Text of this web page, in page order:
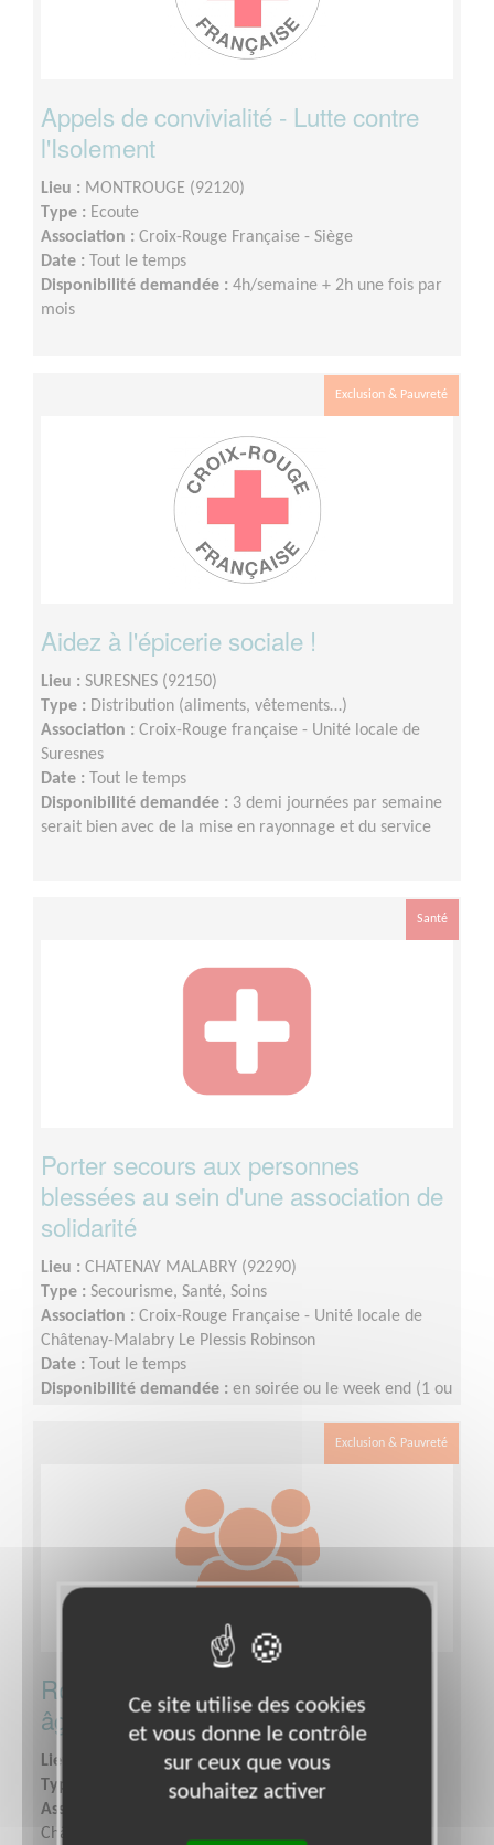
Appels de convivialité - Lutte contre
l'Isolement
Lieu : MONTROUGE (92120)
Type : Ecoute
Association : Croix-Rouge Française - Siège
Date : Tout le temps
Disponibilité demandée : 4h/semaine + 2h une fois par
mois
Exclusion & Pauvreté
Aidez à l'épicerie sociale !
Lieu : SURESNES (92150)
Type : Distribution (aliments, vêtements…)
Association : Croix-Rouge française - Unité locale de
Suresnes
Date : Tout le temps
Disponibilité demandée : 3 demi journées par semaine
serait bien avec de la mise en rayonnage et du service
Santé
Porter secours aux personnes
blessées au sein d'une association de
solidarité
Lieu : CHATENAY MALABRY (92290)
Type : Secourisme, Santé, Soins
Association : Croix-Rouge Française - Unité locale de
Châtenay-Malabry Le Plessis Robinson
Date : Tout le temps
Disponibilité demandée : en soirée ou le week end (1 ou
Exclusion & Pauvreté
Rompre l’isolement des personnes
âgées
Lieu :
CHATENAY MALABRY (92290)
Type :
Visites en établissement
Association :
Châtenay-Malabry Le Plessis Robinson
Ce site utilise des cookies
et vous donne le contrôle
sur ceux que vous
souhaitez activer